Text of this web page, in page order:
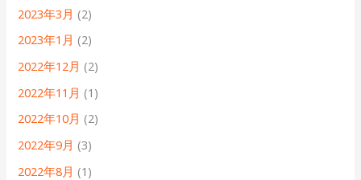
2023年3月 (2)
2023年1月 (2)
2022年12月 (2)
2022年11月 (1)
2022年10月 (2)
2022年9月 (3)
2022年8月 (1)